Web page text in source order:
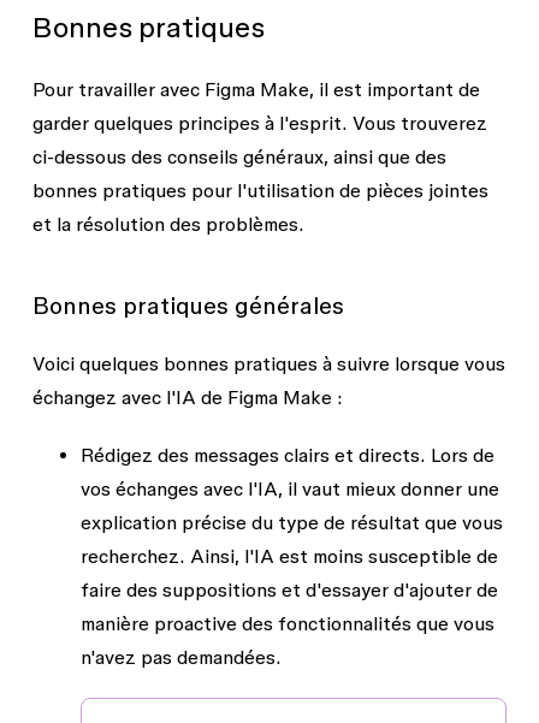
Bonnes pratiques
Pour travailler avec Figma Make, il est important de
garder quelques principes à l'esprit. Vous trouverez
ci-dessous des conseils généraux, ainsi que des
bonnes pratiques pour l'utilisation de pièces jointes
et la résolution des problèmes.
Bonnes pratiques générales
Voici quelques bonnes pratiques à suivre lorsque vous
échangez avec l'IA de Figma Make :
Rédigez des messages clairs et directs. Lors de
vos échanges avec l'IA, il vaut mieux donner une
explication précise du type de résultat que vous
recherchez. Ainsi, l'IA est moins susceptible de
faire des suppositions et d'essayer d'ajouter de
manière proactive des fonctionnalités que vous
n'avez pas demandées.